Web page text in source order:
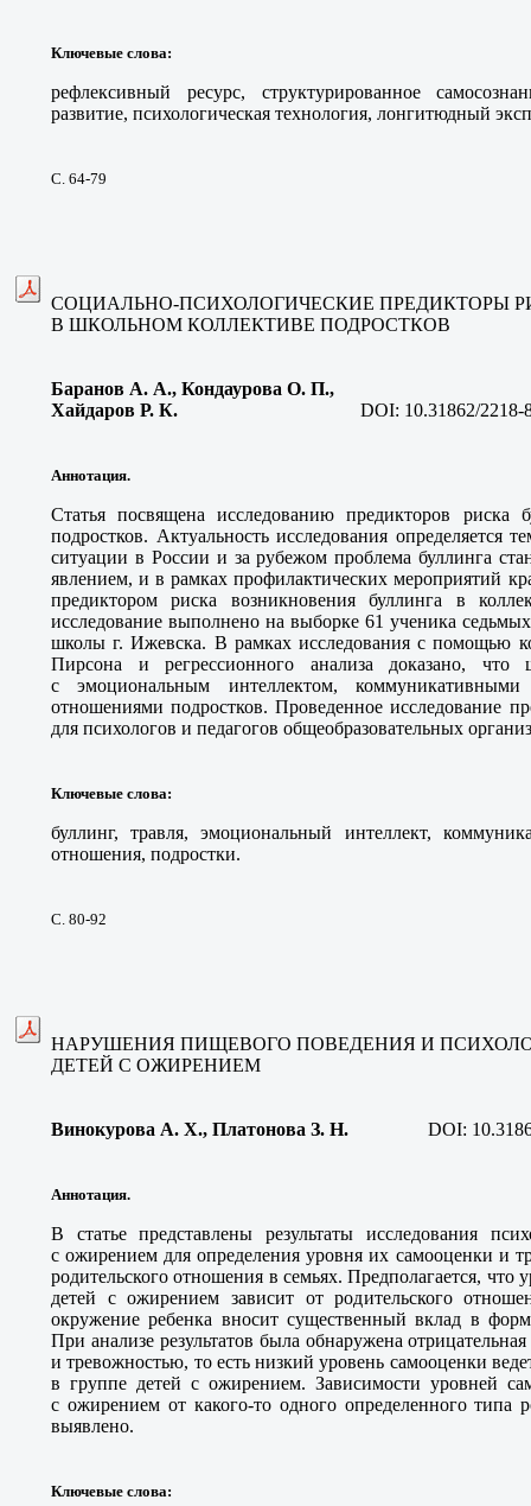
Ключевые слова:
рефлексивный ресурс, структурированное
развитие, психологическая технология, лонгитюдный
С. 64-79
СОЦИАЛЬНО-ПСИХОЛОГИЧЕСКИЕ ПРЕДИКТОРЫ
В ШКОЛЬНОМ КОЛЛЕКТИВЕ ПОДРОСТКОВ
Баранов А. А., Кондаурова О. П.,
Хайдаров Р. К.
DOI: 10.31862/2218-
Аннотация.
Статья посвящена исследованию предикторов риска
подростков. Актуальность исследования определяется
ситуации в России и за рубежом проблема буллинга
явлением, и в рамках профилактических мероприятий
предиктором риска возникновения буллинга в
исследование выполнено на выборке 61 ученика седьмых
школы г. Ижевска. В рамках исследования с помощью
Пирсона и регрессионного анализа доказано, что
с эмоциональным интеллектом,
отношениями подростков. Проведенное исследование
для психологов и педагогов общеобразовательных
Ключевые слова:
буллинг, травля, эмоциональный интеллект,
отношения, подростки.
С. 80-92
НАРУШЕНИЯ ПИЩЕВОГО ПОВЕДЕНИЯ И
ДЕТЕЙ С ОЖИРЕНИЕМ
Винокурова А. Х., Платонова З. Н. DOI:
Аннотация.
В статье представлены результаты исследования
с ожирением для определения уровня их самооценки и
родительского отношения в семьях. Предполагается, что
детей с ожирением зависит от родительского
окружение ребенка вносит существенный вклад в
При анализе результатов была обнаружена
и тревожностью, то есть низкий уровень самооценки
в группе детей с ожирением. Зависимости уровней
с ожирением от какого-то одного определенного типа
выявлено.
Ключевые слова: